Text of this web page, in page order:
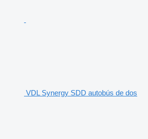
VDL Synergy SDD autobús de dos